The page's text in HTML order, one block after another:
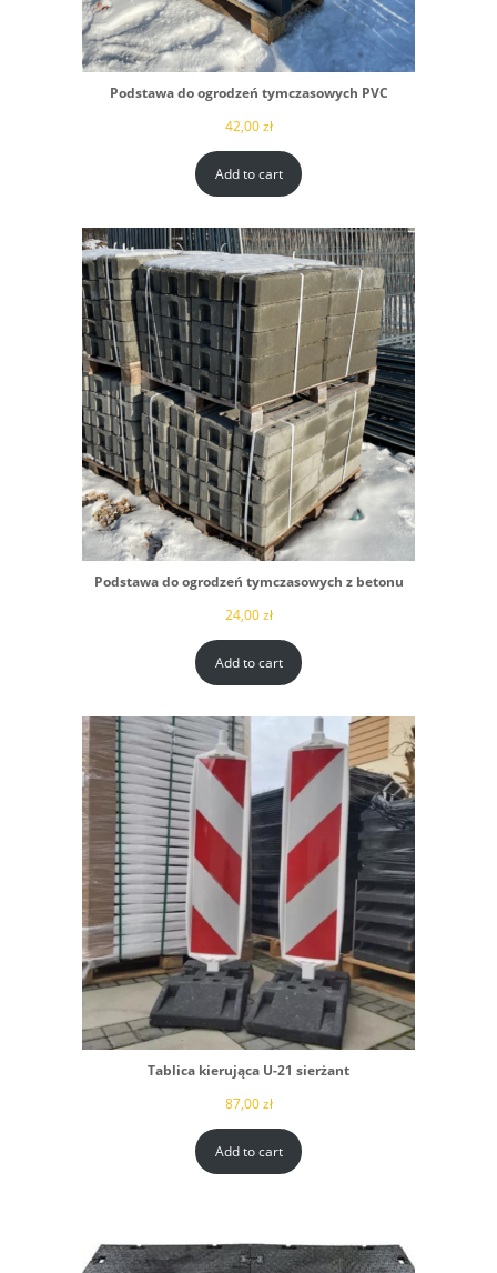
Podstawa do ogrodzeń tymczasowych PVC
42,00zł
Add to cart
Podstawa do ogrodzeń tymczasowych z betonu
24,00zł
Add to cart
Tablica kierująca U-21 sierżant
87,00zł
Add to cart